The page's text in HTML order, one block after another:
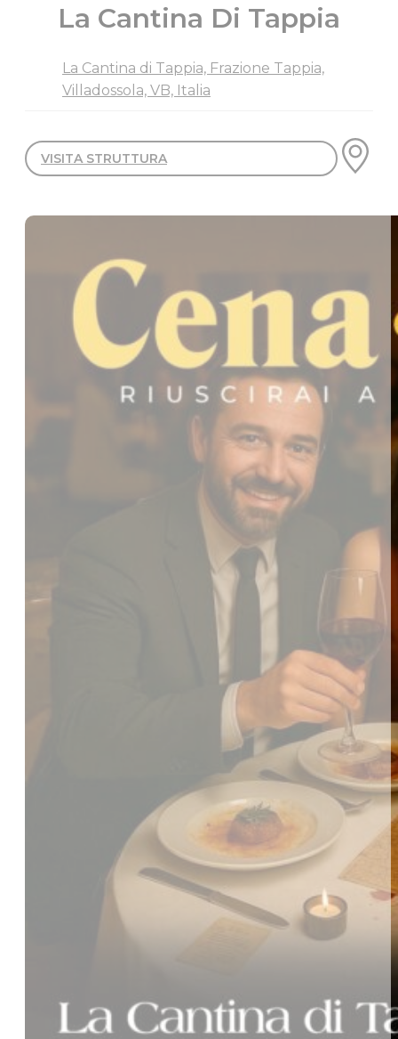
La Cantina Di Tappia
La Cantina di Tappia, Frazione Tappia,
Villadossola, VB, Italia
VISITA STRUTTURA